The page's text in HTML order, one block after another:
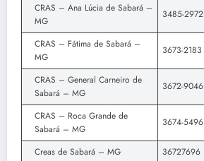
CRAS – Ana Lúcia de Sabará –
MG
3485-2972
CRAS – Fátima de Sabará –
MG
3673-2183
CRAS – General Carneiro de
Sabará – MG
3672-9046
CRAS – Roca Grande de
Sabará – MG
3674-5496
Creas de Sabará – MG
36727696